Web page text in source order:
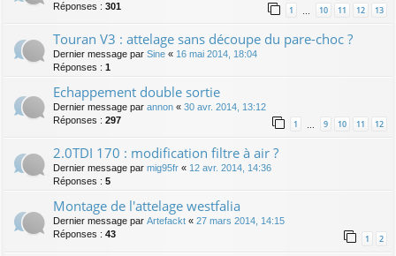
Réponses : 301 1 … 10 11 12 13
Touran V3 : attelage sans découpe du pare-choc ?
Dernier message par Sine « 16 mai 2014, 18:04
Réponses : 1
Echappement double sortie
Dernier message par annon « 30 avr. 2014, 13:12
Réponses : 297 1 … 9 10 11 12
2.0TDI 170 : modification filtre à air ?
Dernier message par mig95fr « 12 avr. 2014, 14:36
Réponses : 5
Montage de l'attelage westfalia
Dernier message par Artefackt « 27 mars 2014, 14:15
Réponses : 43 1 2